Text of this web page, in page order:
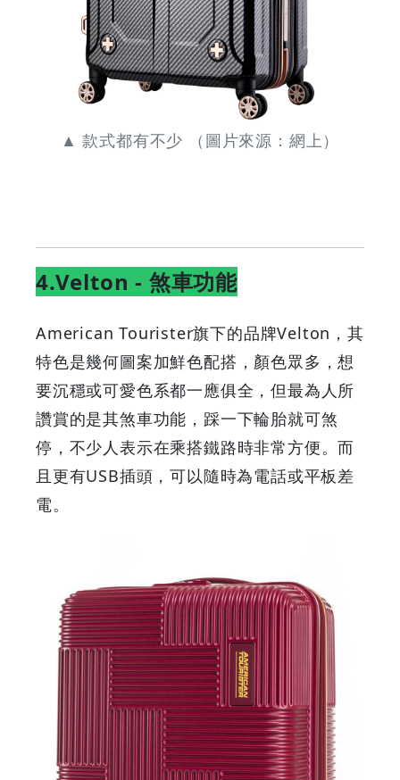
▲ 款式都有不少 （圖片來源：網上）
4.Velton - 煞車功能
American Tourister旗下的品牌Velton，其
特色是幾何圖案加鮮色配搭，顏色眾多，想
要沉穩或可愛色系都一應俱全，但最為人所
讚賞的是其煞車功能，踩一下輪胎就可煞
停，不少人表示在乘搭鐵路時非常方便。而
且更有USB插頭，可以隨時為電話或平板差
電。